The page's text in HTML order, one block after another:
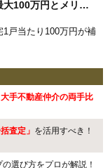
大100万円とメリ…
1戸当たり100万円が補
大手不動産仲介の両手比
査定」 を活用すべき！
選び方をプロが解説！